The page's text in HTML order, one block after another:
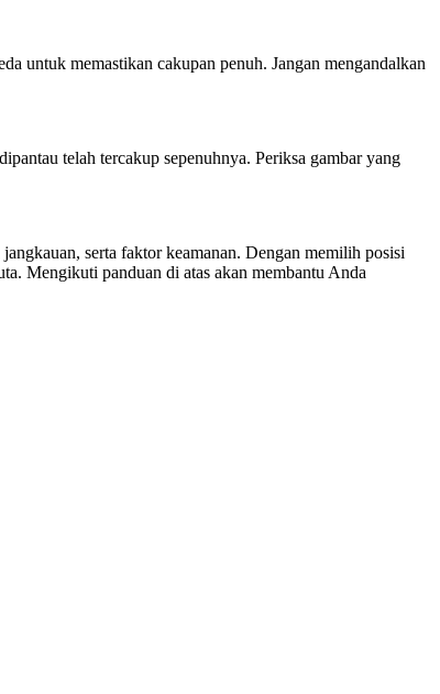
untuk memastikan cakupan penuh. Jangan mengandalkan
telah tercakup sepenuhnya. Periksa gambar yang
serta faktor keamanan. Dengan memilih posisi
Mengikuti panduan di atas akan membantu Anda